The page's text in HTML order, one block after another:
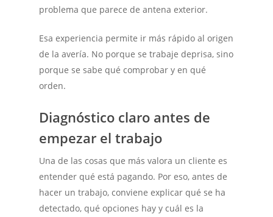
problema que parece de antena exterior.
Esa experiencia permite ir más rápido al origen
de la avería. No porque se trabaje deprisa, sino
porque se sabe qué comprobar y en qué
orden.
Diagnóstico claro antes de
empezar el trabajo
Una de las cosas que más valora un cliente es
entender qué está pagando. Por eso, antes de
hacer un trabajo, conviene explicar qué se ha
detectado, qué opciones hay y cuál es la